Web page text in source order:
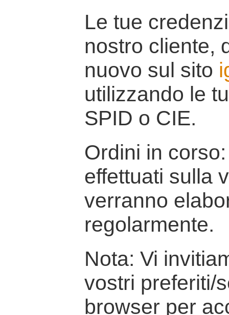
Le tue
nostro cliente,
nuovo sul sito
utilizzando le
SPID o CIE.
Ordini in
effettuati sulla
verranno
regolarmente.
Nota: Vi
vostri preferiti/
browser per